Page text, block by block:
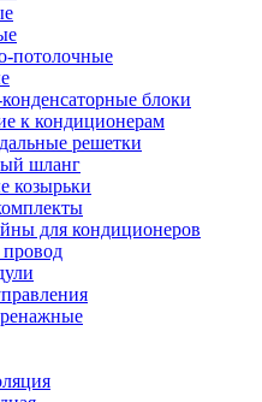
потолочные
блоки
к кондиционерам
решетки
шланг
козырьки
для кондиционеров